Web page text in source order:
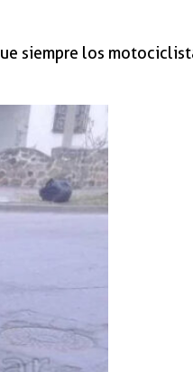
siempre los